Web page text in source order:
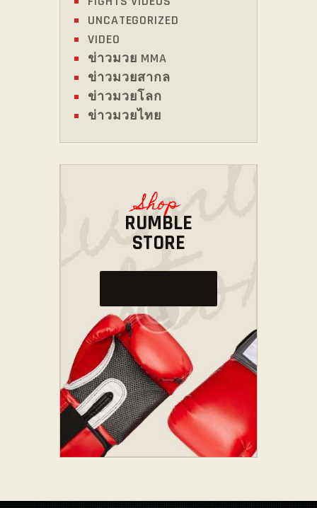
UNCATEGORIZED
VIDEO
ข่าวมวย MMA
ข่าวมวยสากล
ข่าวมวยโลก
ข่าวมวยไทย
Shop
RUMBLE
STORE